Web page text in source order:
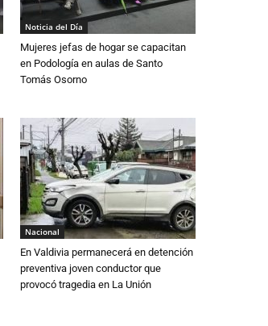
Noticia del Día
Mujeres jefas de hogar se capacitan
en Podología en aulas de Santo
Tomás Osorno
Nacional
En Valdivia permanecerá en detención
preventiva joven conductor que
provocó tragedia en La Unión